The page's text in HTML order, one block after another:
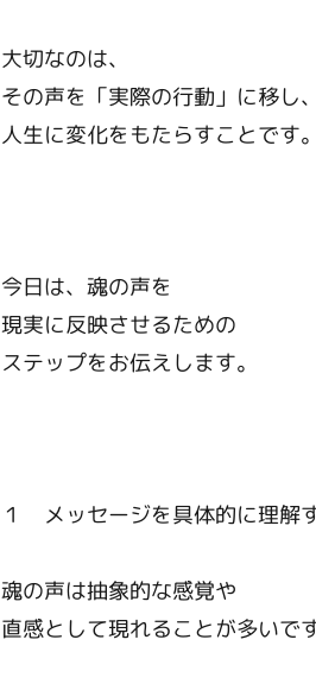
大切なのは、
その声を「実際の行動」に移し、
人生に変化をもたらすことです。
今日は、魂の声を
現実に反映させるための
ステップをお伝えします。
１ メッセージを具体的に理解す
魂の声は抽象的な感覚や
直感として現れることが多いです